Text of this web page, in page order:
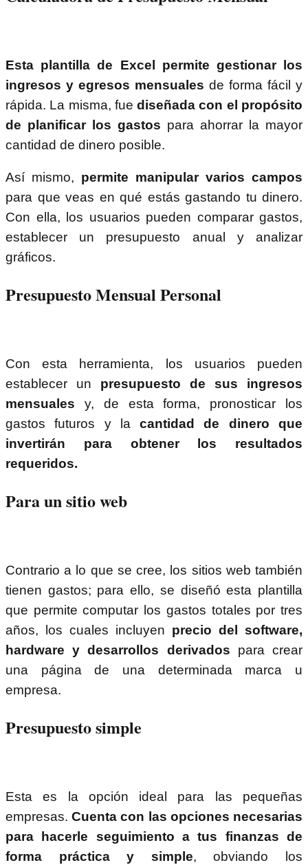
Esta plantilla de Excel permite gestionar los
ingresos y egresos mensuales de forma fácil y
rápida. La misma, fuediseñada con el propósito
de planificar los gastos para ahorrar la mayor
cantidad de dinero posible.
Así mismo, permite manipular varios campos
para que veas en qué estás gastando tu dinero.
Con ella, los usuarios pueden comparar gastos,
establecer un presupuesto anual y analizar
gráficos.
Presupuesto Mensual Personal
Con esta herramienta, los usuarios pueden
establecer un presupuesto de sus ingresos
mensuales y, de esta forma, pronosticar los
gastos futuros y lacantidad de dinero que
invertirán para obtener los resultados
requeridos.
Para un sitio web
Contrario a lo que se cree, los sitios web también
tienen gastos; para ello, se diseñó esta plantilla
que permite computar los gastos totales por tres
años, los cuales incluyen precio del software,
hardware y desarrollos derivados para crear
una página de una determinada marca u
empresa.
Presupuesto simple
Esta es la opción ideal para las pequeñas
empresas.Cuenta con las opciones necesarias
para hacerle seguimiento a tus finanzas de
forma práctica y simple, obviando los